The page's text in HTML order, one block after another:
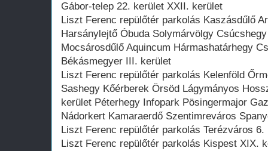
Gábor-telep 22. kerület XXII. kerület
Liszt Ferenc repülőtér parkolás Kaszásdűlő
Harsánylejtő Óbuda Solymárvölgy
Mocsárosdűlő Aquincum Hármashatárhegy
Békásmegyer III. kerület
Liszt Ferenc repülőtér parkolás Kelenföld
Sashegy Kőérberek Örsöd Lágymányos
kerület Péterhegy Infopark Pösingermajor
Nádorkert Kamaraerdő Szentimreváros
Liszt Ferenc repülőtér parkolás Terézváros
Liszt Ferenc repülőtér parkolás Kispest XIX.